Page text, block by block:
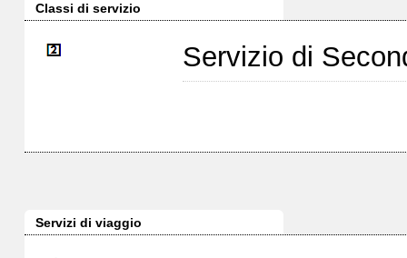
Classi di servizio
Servizio di
Servizi di viaggio